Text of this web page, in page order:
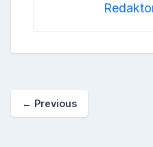
← Previous